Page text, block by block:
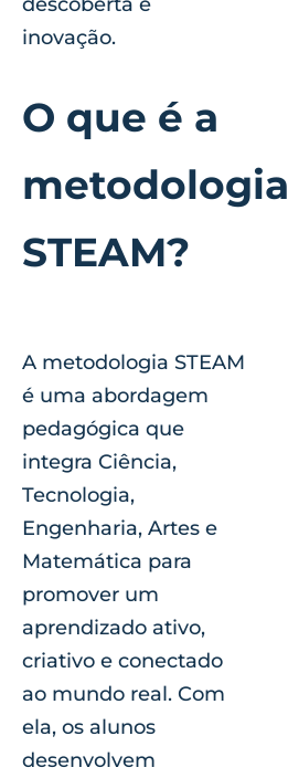
inovação.
O que é a
metodologia
STEAM?
A metodologia STEAM
é uma abordagem
pedagógica que
integra Ciência,
Tecnologia,
Engenharia, Artes e
Matemática para
promover um
aprendizado ativo,
criativo e conectado
ao mundo real. Com
ela, os alunos
desenvolvem